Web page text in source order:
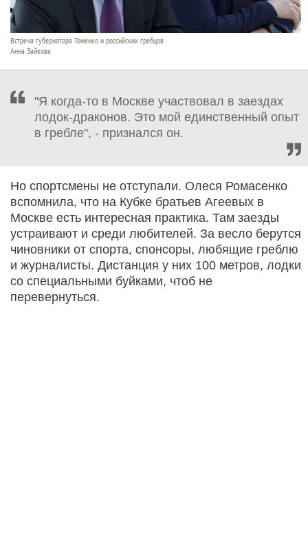
Встреча губернатора Томенко и российских гребцов
Анна Зайкова
"Я когда-то в Москве участвовал в заездах
лодок-драконов. Это мой единственный опыт
в гребле", - признался он.
Но спортсмены не отступали. Олеся Ромасенко
вспомнила, что на Кубке братьев Агеевых в
Москве есть интересная практика. Там заезды
устраивают и среди любителей. За весло берутся
чиновники от спорта, спонсоры, любящие греблю
и журналисты. Дистанция у них 100 метров, лодки
со специальными буйками, чтоб не
перевернуться.